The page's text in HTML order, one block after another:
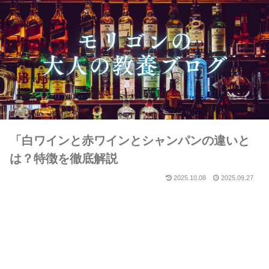
「白ワインと赤ワインとシャンパンの違いと
は？特徴を徹底解説
2025.10.08 2025.09.27